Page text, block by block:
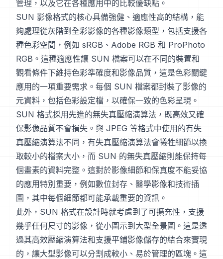
管理，以及它在各種應用中的比較優缺點。
SUN 影像格式的核心具備強健、適應性高的結構，能
夠處理從灰階到全彩影像的各種影像類型，包括支援各
種色彩空間，例如 sRGB、Adobe RGB 和 ProPhoto
RGB。這種適應性讓 SUN 檔案可以在不同的裝置和
觀看條件下維持色彩準確度和影像品質，這是色彩關鍵
應用的一項重要需求。每個 SUN 檔案都封裝了影像的
元資料，包括色彩設定檔，以確保一致的色彩呈現。
SUN 格式採用先進的無失真壓縮演算法，既高效又確
保影像品質不會損失。與 JPEG 等格式中使用的有失
真壓縮演算法不同，有失真壓縮演算法會犧牲細節以換
取較小的檔案大小，而 SUN 的無失真壓縮則能保持每
個畫素的資料完整。這對於影像細節和保真度不能妥協
的應用特別重要，例如數位封存、醫學影像和技術插
圖，其中每個細節都可能承載重要的資訊。
此外，SUN 格式在設計時就考慮到了可擴充性，支援
幾乎任何尺寸的影像，從小圖示到大型全景圖。這是透
過其高效壓縮演算法和支援平鋪影像儲存的結合來實現
的，讓大型影像可以分割成較小、易於管理的區塊。這